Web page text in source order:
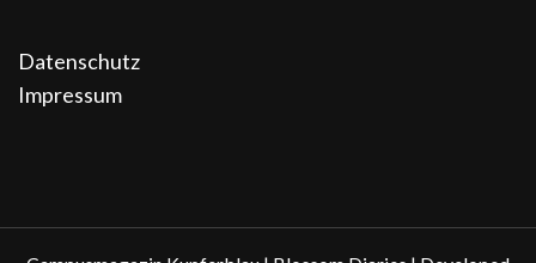
Datenschutz
Impressum